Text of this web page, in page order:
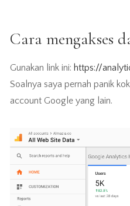
Cara mengakses
Gunakan link ini: https://
Soalnya saya pernah panik
account Google yang lain.